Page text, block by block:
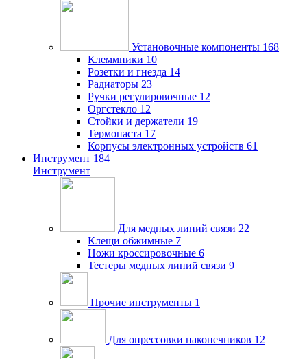
Установочные компоненты 168
Клеммники 10
Розетки и гнезда 14
Радиаторы 23
Ручки регулировочные 12
Оргстекло 12
Стойки и держатели 19
Термопаста 17
Корпусы электронных устройств 61
Инструмент 184
Инструмент
Для медных линий связи 22
Клещи обжимные 7
Ножи кроссировочные 6
Тестеры медных линий связи 9
Прочие инструменты 1
Для опрессовки наконечников 12